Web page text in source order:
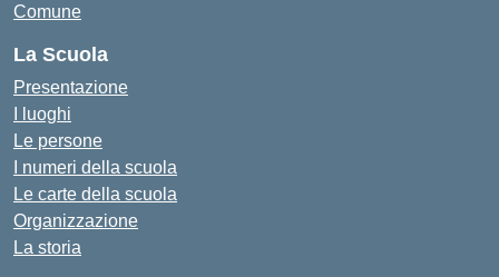
Comune
La Scuola
Presentazione
I luoghi
Le persone
I numeri della scuola
Le carte della scuola
Organizzazione
La storia